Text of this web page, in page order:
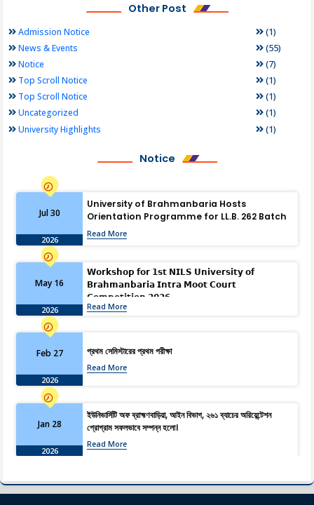
Other Post
Admission Notice (1)
News & Events (55)
Notice (7)
Top Scroll Notice (1)
Top Scroll Notice (1)
Uncategorized (1)
University Highlights (1)
Notice
Jul 30
2026
University of Brahmanbaria Hosts
Orientation Programme for LL.B. 262 Batch
Read More
May 16
2026
𝗪𝗼𝗿𝗸𝘀𝗵𝗼𝗽 𝗳𝗼𝗿 𝟭𝘀𝘁 𝗡𝗜𝗟𝗦 𝗨𝗻𝗶𝘃𝗲𝗿𝘀𝗶𝘁𝘆 𝗼𝗳
𝗕𝗿𝗮𝗵𝗺𝗮𝗻𝗯𝗮𝗿𝗶𝗮 𝗜𝗻𝘁𝗿𝗮 𝗠𝗼𝗼𝘁 𝗖𝗼𝘂𝗿𝘁
𝗖𝗼𝗺𝗽𝗲𝘁𝗶𝘁𝗶𝗼𝗻 𝟮𝟬𝟮𝟲
Read More
Feb 27
2026
প্রথম সেমিস্টারের প্রথম পরীক্ষা
Read More
Jan 28
2026
ইউনিভার্সিটি অফ ব্রাহ্মণবাড়িয়া, আইন বিভাগ, ২৬১ ব্যাচের অরিয়েন্টেশন
প্রোগ্রাম সফলভাবে সম্পন্ন হলো।
Read More
Jan 13
ব্রাহ্মণবাড়িয়া: জাতীয় শিক্ষা সপ্তাহ ২০২৬-এ জেলা পর্যায়ে প্রথম তন্নি
আক্তার